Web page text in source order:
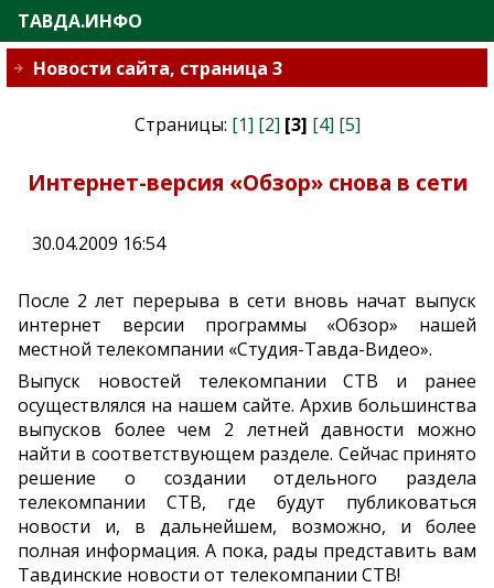
ТАВДА.ИНФО
Новости сайта, страница 3
Страницы: [1] [2] [3] [4] [5]
Интернет-версия «Обзор» снова в сети
30.04.2009 16:54
После 2 лет перерыва в сети вновь начат выпуск
интернет версии программы «Обзор» нашей
местной телекомпании «Студия-Тавда-Видео».
Выпуск новостей телекомпании СТВ и ранее
осуществлялся на нашем сайте. Архив большинства
выпусков более чем 2 летней давности можно
найти в соответствующем разделе. Сейчас принято
решение о создании отдельного раздела
телекомпании СТВ, где будут публиковаться
новости и, в дальнейшем, возможно, и более
полная информация. А пока, рады представить вам
Тавдинские новости от телекомпании СТВ!